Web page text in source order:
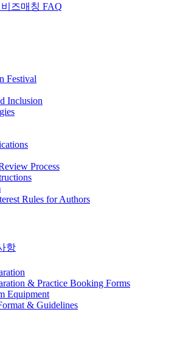
즈매칭 FAQ
Festival
Inclusion
Process
Rules for Authors
항
& Practice Booking Forms
Equipment
& Guidelines